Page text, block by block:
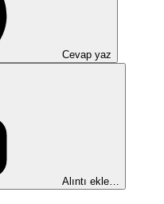
Cevap yaz
Alıntı ekle…